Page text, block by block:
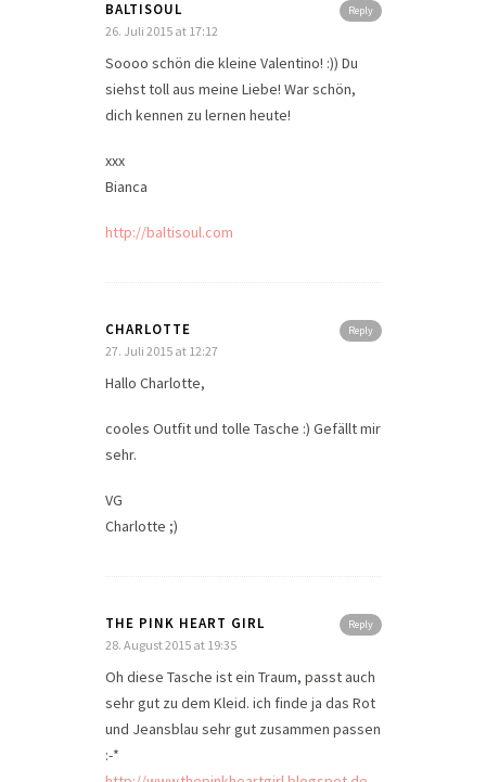
Reply
BALTISOUL
26. Juli 2015 at 17:12
Soooo schön die kleine Valentino! :)) Du
siehst toll aus meine Liebe! War schön,
dich kennen zu lernen heute!
xxx
Bianca
http://baltisoul.com
Reply
CHARLOTTE
27. Juli 2015 at 12:27
Hallo Charlotte,
cooles Outfit und tolle Tasche :) Gefällt mir
sehr.
VG
Charlotte ;)
Reply
THE PINK HEART GIRL
28. August 2015 at 19:35
Oh diese Tasche ist ein Traum, passt auch
sehr gut zu dem Kleid. ich finde ja das Rot
und Jeansblau sehr gut zusammen passen
:-*